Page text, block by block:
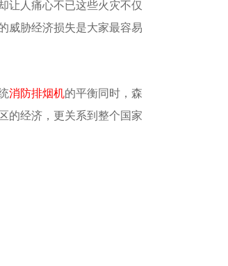
让人痛心不已这些火灾不仅
威胁经济损失是大家最容易
消防排烟机的平衡同时，森
的经济，更关系到整个国家